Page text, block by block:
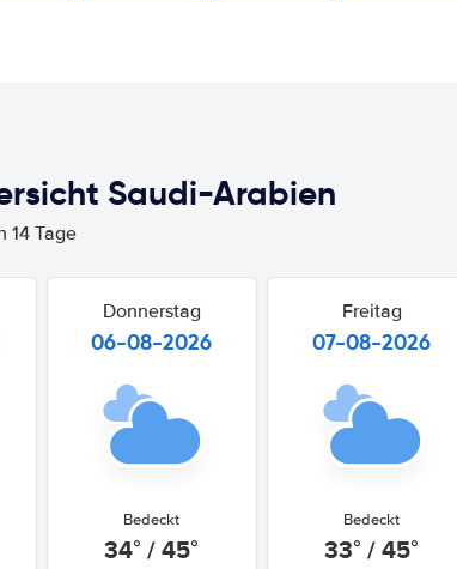
Saudi-Arabien
14 Tage
Donnerstag
06-08-2026
Bedeckt
34° / 45°
Freitag
07-08-2026
Bedeckt
33° / 45°